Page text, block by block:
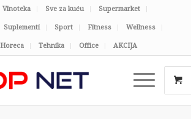
Vinoteka Sve za kuću Supermarket
Suplementi Sport Fitness Wellness
Horeca Tehnika Office AKCIJA